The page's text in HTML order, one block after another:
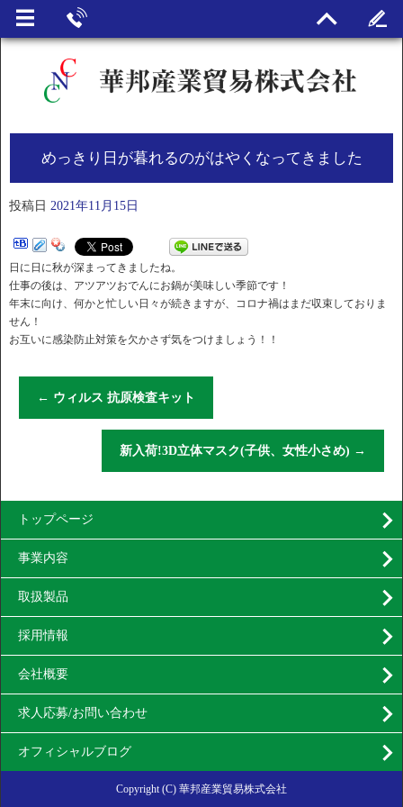
めっきり日が暮れるのがはやくなってきました
投稿日 2021年11月15日
日に日に秋が深まってきましたね。
仕事の後は、アツアツおでんにお鍋が美味しい季節です！
年末に向け、何かと忙しい日々が続きますが、コロナ禍はまだ収束しておりま
せん！
お互いに感染防止対策を欠かさず気をつけましょう！！
← ウィルス 抗原検査キット
新入荷!3D立体マスク(子供、女性小さめ) →
トップページ
事業内容
取扱製品
採用情報
会社概要
求人応募/お問い合わせ
オフィシャルブログ
Copyright (C) 華邦産業貿易株式会社